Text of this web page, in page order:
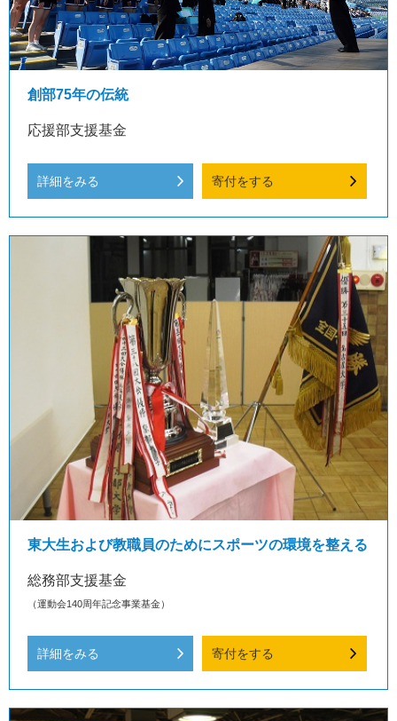
創部75年の伝統
応援部支援基金
詳細をみる 寄付をする
東大生および教職員のためにスポーツの環境を整える
総務部支援基金
（運動会140周年記念事業基金）
詳細をみる 寄付をする